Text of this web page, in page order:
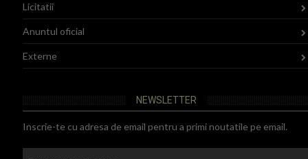
Licitatii
Anuntul oficial
Externe
NEWSLETTER
Inscrie-te cu adresa de email pentru a primi noutatile pe email.